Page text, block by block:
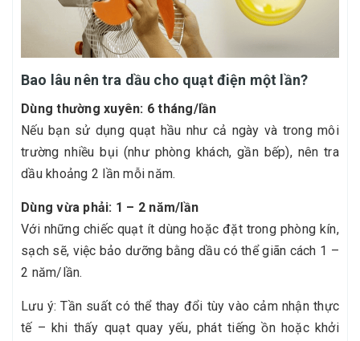
Bao lâu nên tra dầu cho quạt điện một lần?
Dùng thường xuyên: 6 tháng/lần
Nếu bạn sử dụng quạt hầu như cả ngày và trong môi
trường nhiều bụi (như phòng khách, gần bếp), nên tra
dầu khoảng 2 lần mỗi năm.
Dùng vừa phải: 1 – 2 năm/lần
Với những chiếc quạt ít dùng hoặc đặt trong phòng kín,
sạch sẽ, việc bảo dưỡng bằng dầu có thể giãn cách 1 –
2 năm/lần.
Lưu ý: Tần suất có thể thay đổi tùy vào cảm nhận thực
tế – khi thấy quạt quay yếu, phát tiếng ồn hoặc khởi